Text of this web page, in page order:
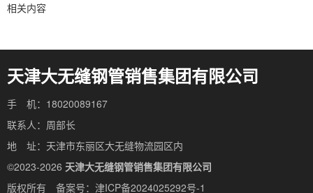
相关内容
天津大无缝钢管销售集团有限公司
手 机：18020089167
联系人：周部长
地 址：天津市东丽区大无缝物流园区内
©2023-2026 天津大无缝钢管销售集团有限公司
版权所有 备案号： 津ICP备2024025292号-1